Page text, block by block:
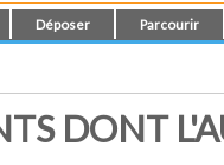
Déposer Parcourir
DONT